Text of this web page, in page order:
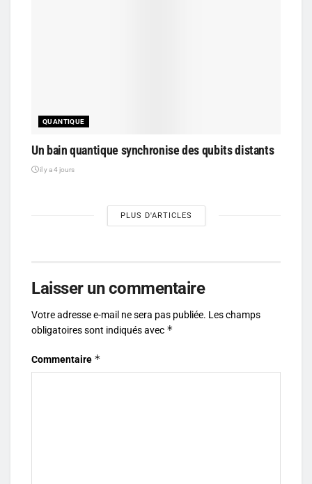
QUANTIQUE
Un bain quantique synchronise des qubits distants
il y a 4 jours
PLUS D'ARTICLES
Laisser un commentaire
Votre adresse e-mail ne sera pas publiée. Les champs
obligatoires sont indiqués avec *
Commentaire *